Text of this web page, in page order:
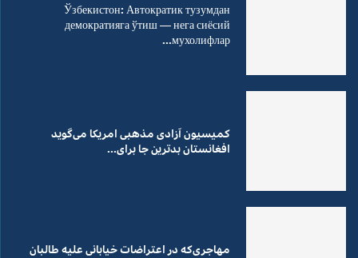
Ўзбекистон: Автократик тузумдан
демократияга ўтиш — нега сиёсий
мухолифлар...
کمیسیون آزادی مذهبی امریکا می‌گوید
افغانستان بدترین جا برای...
مهاجری‌که در اعتراضات خیابانی علیه طالبان